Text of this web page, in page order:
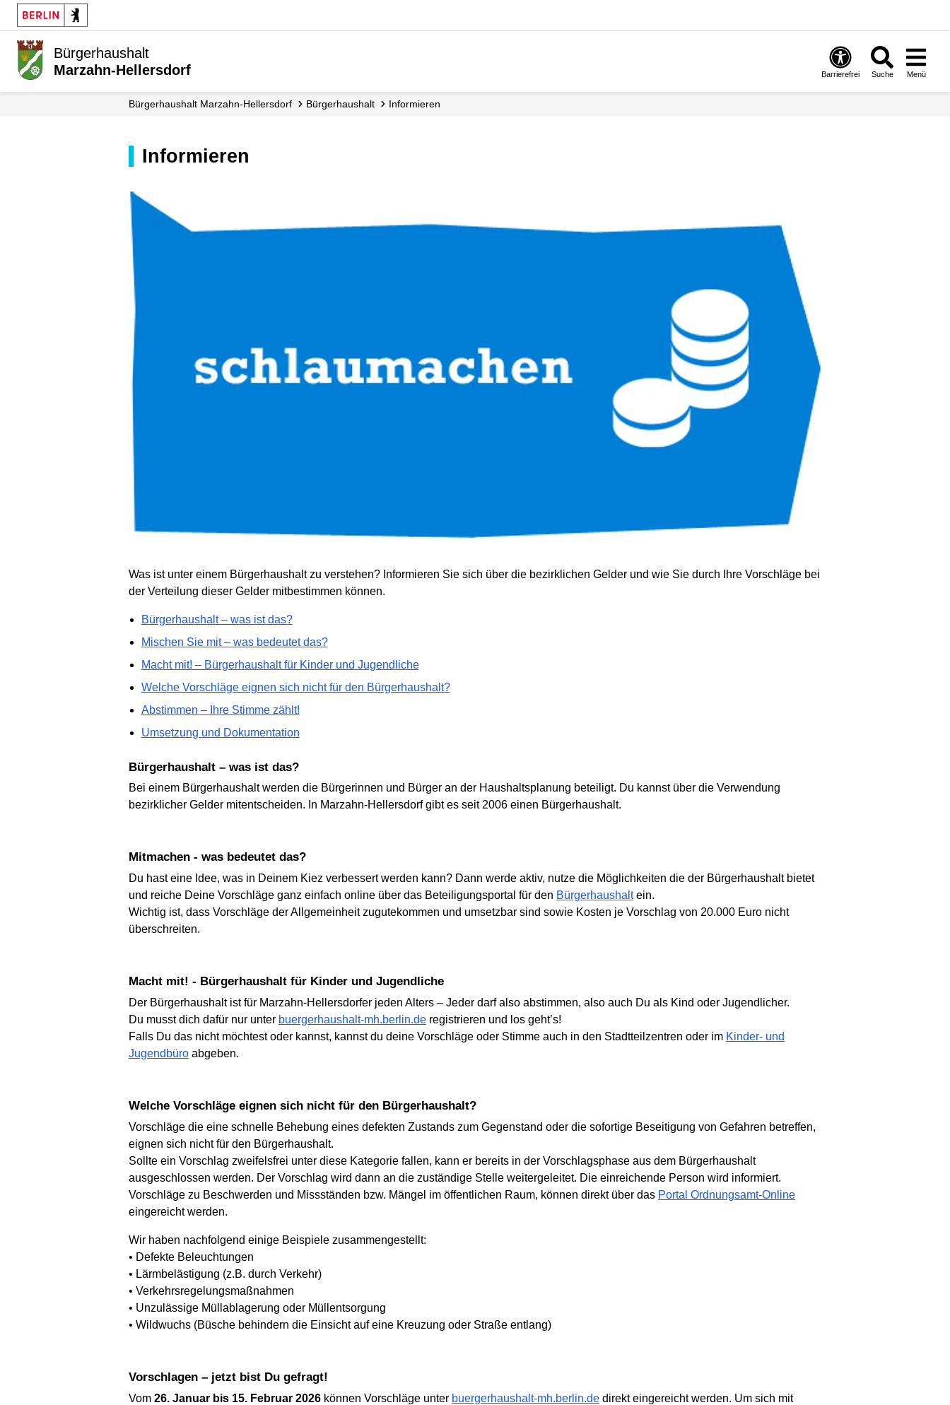
Bürgerhaushalt
Marzahn-Hellersdorf
Barrierefrei Suche Menü
Bürgerhaushalt Marzahn-Hellersdorf Bürgerhaushalt Informieren
Informieren
Was ist unter einem Bürgerhaushalt zu verstehen? Informieren Sie sich über die bezirklichen Gelder und wie Sie durch Ihre Vorschläge bei
der Verteilung dieser Gelder mitbestimmen können.
Bürgerhaushalt – was ist das?
Mischen Sie mit – was bedeutet das?
Macht mit! – Bürgerhaushalt für Kinder und Jugendliche
Welche Vorschläge eignen sich nicht für den Bürgerhaushalt?
Abstimmen – Ihre Stimme zählt!
Umsetzung und Dokumentation
Bürgerhaushalt – was ist das?
Bei einem Bürgerhaushalt werden die Bürgerinnen und Bürger an der Haushaltsplanung beteiligt. Du kannst über die Verwendung
bezirklicher Gelder mitentscheiden. In Marzahn-Hellersdorf gibt es seit 2006 einen Bürgerhaushalt.
Mitmachen - was bedeutet das?
Du hast eine Idee, was in Deinem Kiez verbessert werden kann? Dann werde aktiv, nutze die Möglichkeiten die der Bürgerhaushalt bietet
und reiche Deine Vorschläge ganz einfach online über das Beteiligungsportal für den Bürgerhaushaltein.
Wichtig ist, dass Vorschläge der Allgemeinheit zugutekommen und umsetzbar sind sowie Kosten je Vorschlag von 20.000 Euro nicht
überschreiten.
Macht mit! - Bürgerhaushalt für Kinder und Jugendliche
Der Bürgerhaushalt ist für Marzahn-Hellersdorfer jeden Alters – Jeder darf also abstimmen, also auch Du als Kind oder Jugendlicher.
Du musst dich dafür nur unter buergerhaushalt-mh.berlin.de registrieren und los geht’s!
Falls Du das nicht möchtest oder kannst, kannst du deine Vorschläge oder Stimme auch in den Stadtteilzentren oder im Kinder- und
Jugendbüro abgeben.
Welche Vorschläge eignen sich nicht für den Bürgerhaushalt?
Vorschläge die eine schnelle Behebung eines defekten Zustands zum Gegenstand oder die sofortige Beseitigung von Gefahren betreffen,
eignen sich nicht für den Bürgerhaushalt.
Sollte ein Vorschlag zweifelsfrei unter diese Kategorie fallen, kann er bereits in der Vorschlagsphase aus dem Bürgerhaushalt
ausgeschlossen werden. Der Vorschlag wird dann an die zuständige Stelle weitergeleitet. Die einreichende Person wird informiert.
Vorschläge zu Beschwerden und Missständen bzw. Mängel im öffentlichen Raum, können direkt über das Portal Ordnungsamt-Online
eingereicht werden.
Wir haben nachfolgend einige Beispiele zusammengestellt:
• Defekte Beleuchtungen
• Lärmbelästigung (z.B. durch Verkehr)
• Verkehrsregelungsmaßnahmen
• Unzulässige Müllablagerung oder Müllentsorgung
• Wildwuchs (Büsche behindern die Einsicht auf eine Kreuzung oder Straße entlang)
Vorschlagen – jetzt bist Du gefragt!
Vom 26. Januar bis 15. Februar 2026 können Vorschläge unter buergerhaushalt-mh.berlin.de direkt eingereicht werden. Um sich mit